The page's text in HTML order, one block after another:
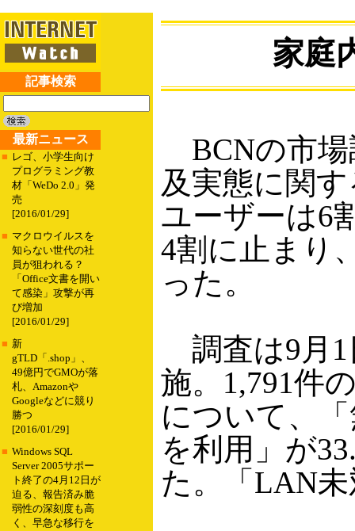
記事検索
最新ニュース
■ レゴ、小学生向け
プログラミング教
材「WeDo 2.0」発
売
[2016/01/29]
■ マクロウイルスを
知らない世代の社
員が狙われる？
「Office文書を開い
て感染」攻撃が再
び増加
[2016/01/29]
■ 新
gTLD「.shop」、
49億円でGMOが落
札、Amazonや
Googleなどに競り
勝つ
[2016/01/29]
■ Windows SQL
Server 2005サポー
ト終了の4月12日が
迫る、報告済み脆
弱性の深刻度も高
く、早急な移行を
家庭
BCNの市場
及実態に関
ユーザーは6
4割に止まり
った。
調査は9月1
施。1,791件
について、
を利用」が
た。「LAN